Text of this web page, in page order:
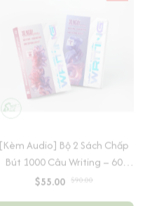
Bút 1000 Câu Writing – 60
Ngày Gieo Trồng Tư Duy
Writing- Cải Thiện Kỹ Năng Viết
$90.00